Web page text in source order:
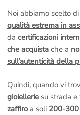
Noi abbiamo scelto
qualità estrema in
da certificazioni
che acquista che a
sull’autenticità della
Quindi, quando vi
gioiellerie su strada
zaffiro a soli 200-300